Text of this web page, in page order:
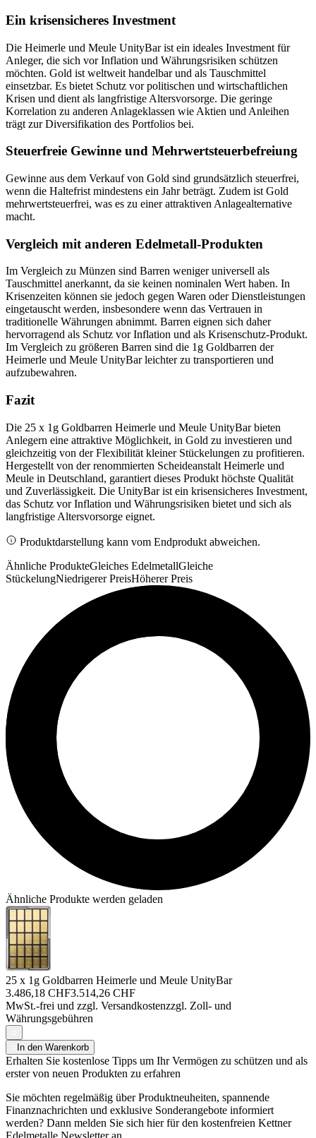
Ein krisensicheres Investment
Die Heimerle und Meule UnityBar ist ein ideales Investment für
Anleger, die sich vor Inflation und Währungsrisiken schützen
möchten. Gold ist weltweit handelbar und als Tauschmittel
einsetzbar. Es bietet Schutz vor politischen und wirtschaftlichen
Krisen und dient als langfristige Altersvorsorge. Die geringe
Korrelation zu anderen Anlageklassen wie Aktien und Anleihen
trägt zur Diversifikation des Portfolios bei.
Steuerfreie Gewinne und Mehrwertsteuerbefreiung
Gewinne aus dem Verkauf von Gold sind grundsätzlich steuerfrei,
wenn die Haltefrist mindestens ein Jahr beträgt. Zudem ist Gold
mehrwertsteuerfrei, was es zu einer attraktiven Anlagealternative
macht.
Vergleich mit anderen Edelmetall-Produkten
Im Vergleich zu Münzen sind Barren weniger universell als
Tauschmittel anerkannt, da sie keinen nominalen Wert haben. In
Krisenzeiten können sie jedoch gegen Waren oder Dienstleistungen
eingetauscht werden, insbesondere wenn das Vertrauen in
traditionelle Währungen abnimmt. Barren eignen sich daher
hervorragend als Schutz vor Inflation und als Krisenschutz-Produkt.
Im Vergleich zu größeren Barren sind die 1g Goldbarren der
Heimerle und Meule UnityBar leichter zu transportieren und
aufzubewahren.
Fazit
Die 25 x 1g Goldbarren Heimerle und Meule UnityBar bieten
Anlegern eine attraktive Möglichkeit, in Gold zu investieren und
gleichzeitig von der Flexibilität kleiner Stückelungen zu profitieren.
Hergestellt von der renommierten Scheideanstalt Heimerle und
Meule in Deutschland, garantiert dieses Produkt höchste Qualität
und Zuverlässigkeit. Die UnityBar ist ein krisensicheres Investment,
das Schutz vor Inflation und Währungsrisiken bietet und sich als
langfristige Altersvorsorge eignet.
Produktdarstellung kann vom Endprodukt abweichen.
Ähnliche ProdukteGleiches EdelmetallGleiche
StückelungNiedrigerer PreisHöherer Preis
Ähnliche Produkte werden geladen
25 x 1g Goldbarren Heimerle und Meule UnityBar
3.486,18 CHF3.514,26 CHF
MwSt.-frei und zzgl. Versandkostenzzgl. Zoll- und
Währungsgebühren
In den Warenkorb
Erhalten Sie kostenlose Tipps um Ihr Vermögen zu schützen und als
erster von neuen Produkten zu erfahren
Sie möchten regelmäßig über Produktneuheiten, spannende
Finanznachrichten und exklusive Sonderangebote informiert
werden? Dann melden Sie sich hier für den kostenfreien Kettner
Edelmetalle Newsletter an.